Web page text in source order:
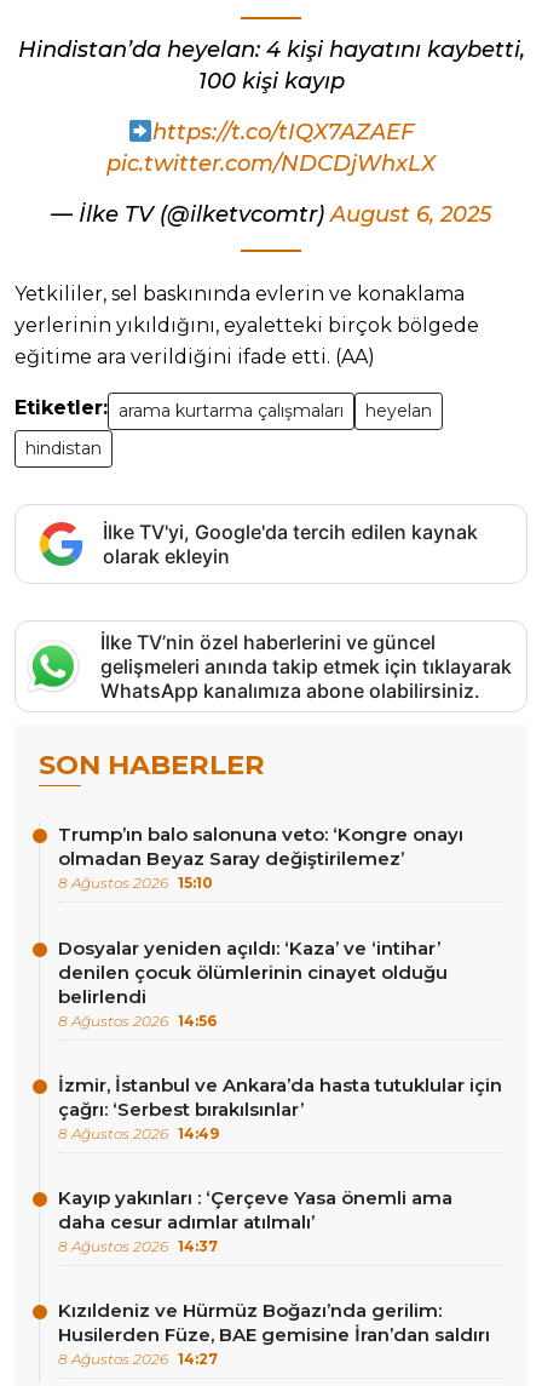
Hindistan’da heyelan: 4 kişi hayatını kaybetti,
100 kişi kayıp
https://t.co/tIQX7AZAEF
pic.twitter.com/NDCDjWhxLX
— İlke TV (@ilketvcomtr)August 6, 2025
Yetkililer, sel baskınında evlerin ve konaklama
yerlerinin yıkıldığını, eyaletteki birçok bölgede
eğitime ara verildiğini ifade etti. (AA)
Etiketler: arama kurtarma çalışmaları
heyelan
hindistan
İlke TV'yi, Google'da tercih edilen kaynak
olarak ekleyin
İlke TV’nin özel haberlerini ve güncel
gelişmeleri anında takip etmek için tıklayarak
WhatsApp kanalımıza abone olabilirsiniz.
SON HABERLER
Trump’ın balo salonuna veto: ‘Kongre onayı
olmadan Beyaz Saray değiştirilemez’
8 Ağustos 2026 15:10
Dosyalar yeniden açıldı: ‘Kaza’ ve ‘intihar’
denilen çocuk ölümlerinin cinayet olduğu
belirlendi
8 Ağustos 2026 14:56
İzmir, İstanbul ve Ankara’da hasta tutuklular için
çağrı: ‘Serbest bırakılsınlar’
8 Ağustos 2026 14:49
Kayıp yakınları : ‘Çerçeve Yasa önemli ama
daha cesur adımlar atılmalı’
8 Ağustos 2026 14:37
Kızıldeniz ve Hürmüz Boğazı’nda gerilim:
Husilerden Füze, BAE gemisine İran’dan saldırı
8 Ağustos 2026 14:27